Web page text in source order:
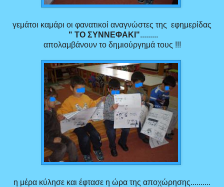
γεμάτοι καμάρι οι φανατικοί αναγνώστες της εφημερίδας
" ΤΟ ΣΥΝΝΕΦΑΚΙ".........
απολαμβάνουν το δημιούργημά τους !!!
η μέρα κύλησε και έφτασε η ώρα της αποχώρησης..........